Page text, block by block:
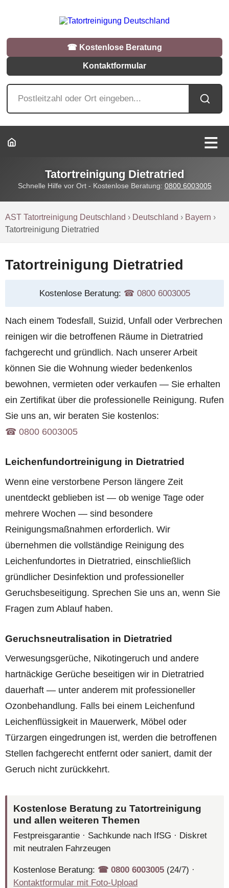
☎︎ Kostenlose Beratung
Kontaktformular
Tatortreinigung Dietratried
Schnelle Hilfe vor Ort - Kostenlose Beratung: 0800 6003005
AST Tatortreinigung Deutschland › Deutschland › Bayern ›
Tatortreinigung Dietratried
Tatortreinigung Dietratried
Kostenlose Beratung: ☎︎ 0800 6003005
Nach einem Todesfall, Suizid, Unfall oder Verbrechen
reinigen wir die betroffenen Räume in Dietratried
fachgerecht und gründlich. Nach unserer Arbeit
können Sie die Wohnung wieder bedenkenlos
bewohnen, vermieten oder verkaufen — Sie erhalten
ein Zertifikat über die professionelle Reinigung. Rufen
Sie uns an, wir beraten Sie kostenlos:
☎︎ 0800 6003005
Leichenfundortreinigung in Dietratried
Wenn eine verstorbene Person längere Zeit
unentdeckt geblieben ist — ob wenige Tage oder
mehrere Wochen — sind besondere
Reinigungsmaßnahmen erforderlich. Wir
übernehmen die vollständige Reinigung des
Leichenfundortes in Dietratried, einschließlich
gründlicher Desinfektion und professioneller
Geruchsbeseitigung. Sprechen Sie uns an, wenn Sie
Fragen zum Ablauf haben.
Geruchsneutralisation in Dietratried
Verwesungsgerüche, Nikotingeruch und andere
hartnäckige Gerüche beseitigen wir in Dietratried
dauerhaft — unter anderem mit professioneller
Ozonbehandlung. Falls bei einem Leichenfund
Leichenflüssigkeit in Mauerwerk, Möbel oder
Türzargen eingedrungen ist, werden die betroffenen
Stellen fachgerecht entfernt oder saniert, damit der
Geruch nicht zurückkehrt.
Kostenlose Beratung zu Tatortreinigung
und allen weiteren Themen
Festpreisgarantie · Sachkunde nach IfSG · Diskret
mit neutralen Fahrzeugen
Kostenlose Beratung: ☎︎ 0800 6003005 (24/7) ·
Kontaktformular mit Foto-Upload